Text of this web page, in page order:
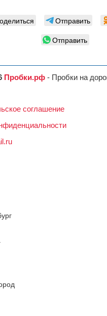
Отправить
Отправить
Пробки.рф - Пробки на
соглашение